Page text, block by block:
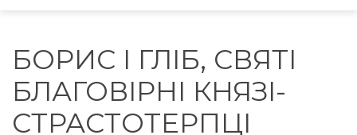
БОРИС І ГЛІБ, СВЯТІ
БЛАГОВІРНІ КНЯЗІ-
СТРАСТОТЕРПЦІ